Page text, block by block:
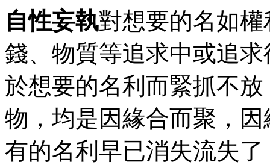
自性妄執對想要的名如權
錢、物質等追求中或追
於想要的名利而緊抓不
物，均是因緣合而聚，
有的名利早已消失流失